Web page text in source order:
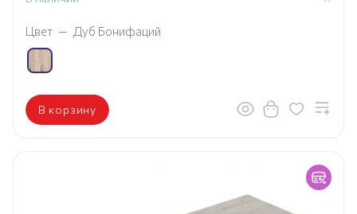
Цвет — Дуб Бонифаций
В корзину